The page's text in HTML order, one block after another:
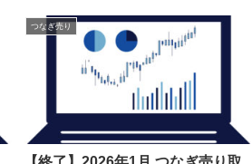
つなぎ売り